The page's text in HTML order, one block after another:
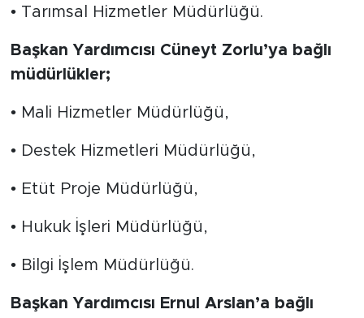
• Tarımsal Hizmetler Müdürlüğü.
Başkan Yardımcısı Cüneyt Zorlu’ya bağlı
müdürlükler;
• Mali Hizmetler Müdürlüğü,
• Destek Hizmetleri Müdürlüğü,
• Etüt Proje Müdürlüğü,
• Hukuk İşleri Müdürlüğü,
• Bilgi İşlem Müdürlüğü.
Başkan Yardımcısı Ernul Arslan’a bağlı